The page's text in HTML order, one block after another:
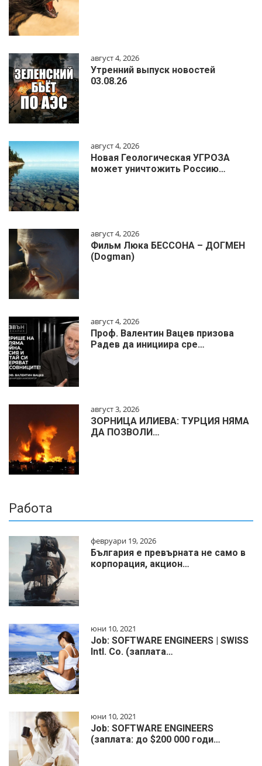
август 4, 2026
Утренний выпуск новостей
03.08.26
август 4, 2026
Новая Геологическая УГРОЗА
может уничтожить Россию…
август 4, 2026
Фильм Люка БЕССОНА – ДОГМЕН
(Dogman)
август 4, 2026
Проф. Валентин Вацев призова
Радев да инициира сре…
август 3, 2026
ЗОРНИЦА ИЛИЕВА: ТУРЦИЯ НЯМА
ДА ПОЗВОЛИ…
Работа
февруари 19, 2026
България е превърната не само в
корпорация, акцион…
юни 10, 2021
Job: SOFTWARE ENGINEERS | SWISS
Intl. Co. (заплата…
юни 10, 2021
Job: SOFTWARE ENGINEERS
(заплата: до $200 000 годи…